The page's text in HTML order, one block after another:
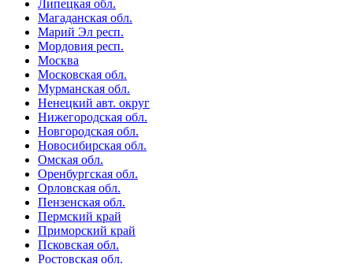
Липецкая обл.
Магаданская обл.
Марий Эл респ.
Мордовия респ.
Москва
Московская обл.
Мурманская обл.
Ненецкий авт. округ
Нижегородская обл.
Новгородская обл.
Новосибирская обл.
Омская обл.
Оренбургская обл.
Орловская обл.
Пензенская обл.
Пермский край
Приморский край
Псковская обл.
Ростовская обл.